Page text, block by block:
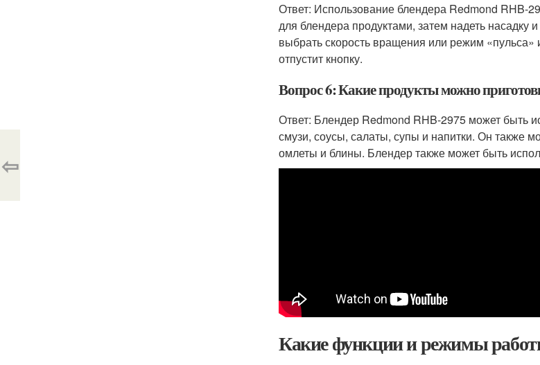
Ответ: Использование блендера Redmond RHB-
для блендера продуктами, затем надеть насадку
выбрать скорость вращения или режим «пульса»
отпустит кнопку.
Вопрос 6: Какие продукты можно
Ответ: Блендер Redmond RHB-2975 может быть
смузи, соусы, салаты, супы и напитки. Он также
омлеты и блины. Блендер также может быть
Какие функции и режимы
⇦